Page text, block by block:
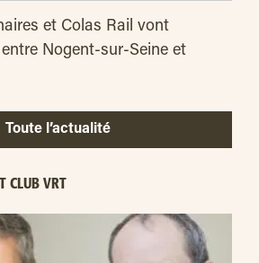
et Colas Rail vont
Nogent-sur-Seine et
Toute l’actualité
CLUB VRT